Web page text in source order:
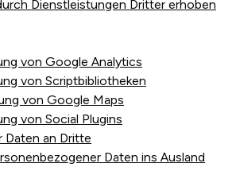
Dienstleistungen Dritter erhoben
von Google Analytics
von Scriptbibliotheken
von Google Maps
von Social Plugins
Daten an Dritte
Daten ins Ausland